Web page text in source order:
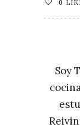
0
Soy